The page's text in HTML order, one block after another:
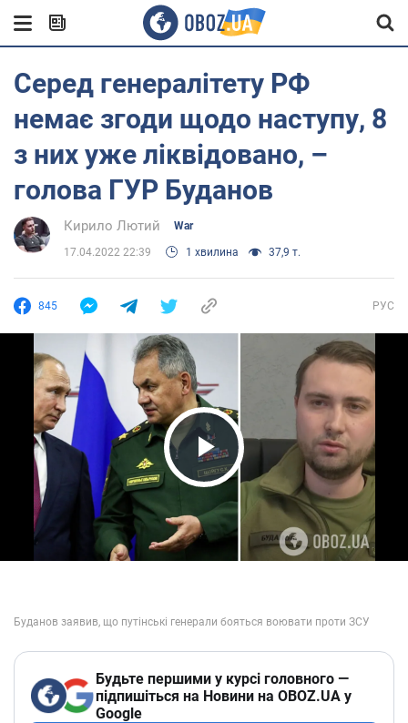
Серед генералітету РФ
немає згоди щодо наступу, 8
з них уже ліквідовано, –
голова ГУР Буданов
Кирило Лютий War
17.04.2022 22:39 1 хвилина 37,9 т.
845 РУС
Play Video
Будьте першими у курсі головного —
підпишіться на Новини на OBOZ.UA у
Google